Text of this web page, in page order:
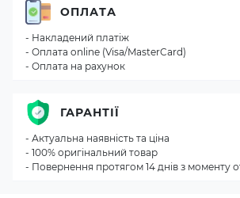
ОПЛАТА
- Накладений платіж
- Оплата online (Visa/MasterCard)
- Оплата на рахунок
ГАРАНТІЇ
- Актуальна наявність та ціна
- 100% оригінальний товар
- Повернення протягом 14 днів з моменту